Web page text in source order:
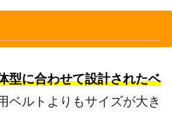
型に合わせて設計されたベ
ベルトよりもサイズが大き